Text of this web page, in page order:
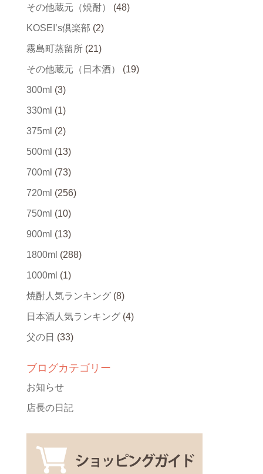
その他蔵元（焼酎） (48)
KOSEI’s倶楽部 (2)
霧島町蒸留所 (21)
その他蔵元（日本酒） (19)
300ml (3)
330ml (1)
375ml (2)
500ml (13)
700ml (73)
720ml (256)
750ml (10)
900ml (13)
1800ml (288)
1000ml (1)
焼酎人気ランキング (8)
日本酒人気ランキング (4)
父の日 (33)
ブログカテゴリー
お知らせ
店長の日記